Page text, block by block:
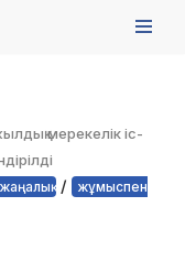
мерекелік іс-
/
жұмыспен